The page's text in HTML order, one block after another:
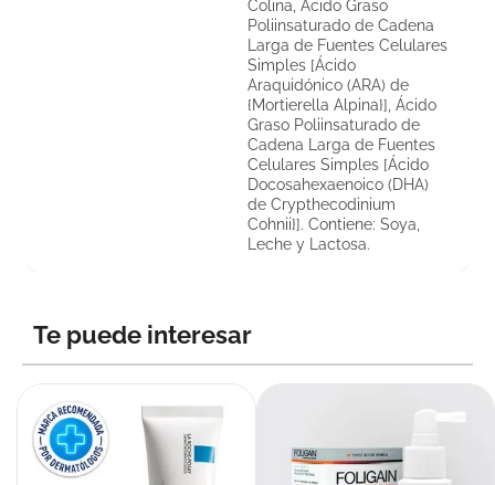
Colina, Ácido Graso
Poliinsaturado de Cadena
Larga de Fuentes Celulares
Simples [Ácido
Araquidónico (ARA) de
{Mortierella Alpina}], Ácido
Graso Poliinsaturado de
Cadena Larga de Fuentes
Celulares Simples [Ácido
Docosahexaenoico (DHA)
de Crypthecodinium
Cohnii}]. Contiene: Soya,
Leche y Lactosa.
Te puede interesar